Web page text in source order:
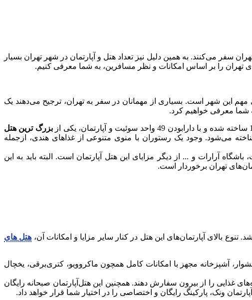
سفر می‌کنند. به همین دلیل نیز تعداد هتل و آپارتمان در شهر تهران بسیار
تهران را بر اساس امکانات و نظر مسافرین، به شما معرفی کنیم.
این شهر است. بسیاری از مهمانان در سفر به تهران، ترجیح می‌دهند یک
شما معرفی خواهیم کرد.
بزرگ‌ ترین هتل‌
می‌شود. وجود یک رستوران با منوی متنوعی از غذاهای هندی، ازجمله
آرارات و ... از دیگر مزایای این هتل‌ آپارتمان است. البته باید به این
تهران برخوردار است.
هتل های
آشپزخانه مجهز با امکانات کامل همچون ماکروویو، کتری‌برقی، یخچال
غذایی را از بیرون سفارش دهند. همچنین این هتل‌آپارتمان صبحانه رایگان
ونک، پارکینگ رایگان و اختصاصی را در اختیار شما قرار خواهد داد.